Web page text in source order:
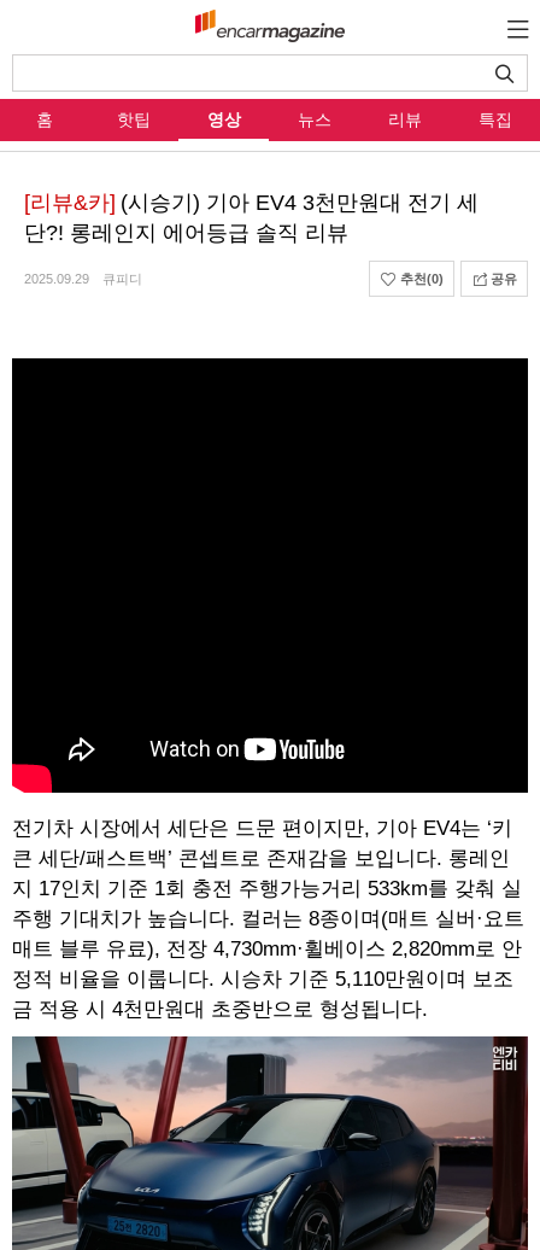
홈 핫팁 영상 뉴스 리뷰 특집
[리뷰&카] (시승기) 기아 EV4 3천만원대 전기 세
단?! 롱레인지 에어등급 솔직 리뷰
2025.09.29 큐피디 추천(0) 공유
전기차 시장에서 세단은 드문 편이지만, 기아 EV4는 ‘키
큰 세단/패스트백’ 콘셉트로 존재감을 보입니다. 롱레인
지 17인치 기준 1회 충전 주행가능거리 533km를 갖춰 실
주행 기대치가 높습니다. 컬러는 8종이며(매트 실버·요트
매트 블루 유료), 전장 4,730mm·휠베이스 2,820mm로 안
정적 비율을 이룹니다. 시승차 기준 5,110만원이며 보조
금 적용 시 4천만원대 초중반으로 형성됩니다.